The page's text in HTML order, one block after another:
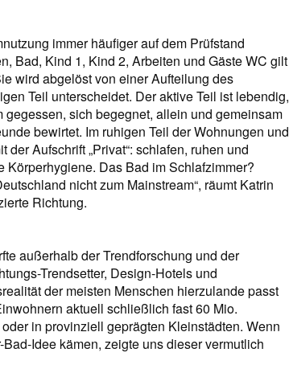
immer häufiger auf dem Prüfstand
Bad, Kind 1, Kind 2, Arbeiten und Gäste WC gilt
wird abgelöst von einer Aufteilung des
Teil unterscheidet. Der aktive Teil ist lebendig,
sich begegnet, allein und gemeinsam
bewirtet. Im ruhigen Teil der Wohnungen und
Aufschrift „­Privat“: schlafen, ruhen und
Das Bad im Schlafzimmer?
nicht zum Mainstream“, räumt Katrin
Richtung.
außerhalb der Trendforschung und der
Trendsetter, Design-Hotels und
der meisten Menschen hierzulande passt
aktuell schließlich fast 60 Mio.
in provinziell geprägten Kleinstädten. Wenn
Idee kämen, zeigte uns dieser vermutlich